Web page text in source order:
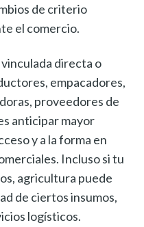
de criterio
el comercio.
vinculada directa o
empacadores,
proveedores de
anticipar mayor
y a la forma en
Incluso si tu
agricultura puede
de ciertos insumos,
logísticos.